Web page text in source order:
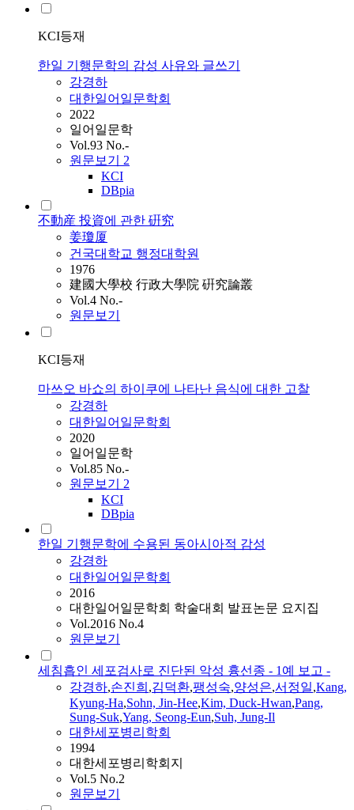
KCI등재
한일 기행문학의 감성 사유와 글쓰기
강경하
대한일어일문학회
2022
일어일문학
Vol.93 No.-
원문보기 2
KCI
DBpia
不動産 投資에 관한 硏究
姜瓊厦
건국대학교 행정대학원
1976
建國大學校 行政大學院 硏究論叢
Vol.4 No.-
원문보기
KCI등재
마쓰오 바쇼의 하이쿠에 나타난 음식에 대한 고찰
강경하
대한일어일문학회
2020
일어일문학
Vol.85 No.-
원문보기 2
KCI
DBpia
한일 기행문학에 수용된 동아시아적 감성
강경하
대한일어일문학회
2016
대한일어일문학회 학술대회 발표논문 요지집
Vol.2016 No.4
원문보기
세침흡인 세포검사로 진단된 악성 흉선종 - 1예 보고 -
강경하,손진희 ,김덕환,팽성숙,양성은,서정일,Kang,
Kyung-Ha,Sohn, Jin-Hee,Kim, Duck-Hwan,Pang,
Sung-Suk,Yang, Seong-Eun,Suh, Jung-Il
대한세포병리학회
1994
대한세포병리학회지
Vol.5 No.2
원문보기